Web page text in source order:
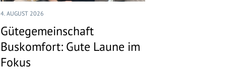
4. AUGUST 2026
Gütegemeinschaft
Buskomfort: Gute Laune im
Fokus